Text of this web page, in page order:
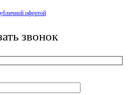
офертой
звонок